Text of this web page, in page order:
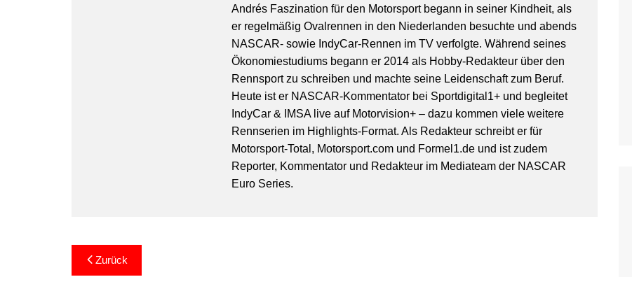
WoO Late Model Series
Andrés Faszination für den Motorsport begann in seiner Kindheit, als
er regelmäßig Ovalrennen in den Niederlanden besuchte und abends
NASCAR- sowie IndyCar-Rennen im TV verfolgte. Während seines
Ökonomiestudiums begann er 2014 als Hobby-Redakteur über den
Rennsport zu schreiben und machte seine Leidenschaft zum Beruf.
Heute ist er NASCAR-Kommentator bei Sportdigital1+ und begleitet
IndyCar & IMSA live auf Motorvision+ – dazu kommen viele weitere
Rennserien im Highlights-Format. Als Redakteur schreibt er für
Motorsport-Total, Motorsport.com und Formel1.de und ist zudem
Reporter, Kommentator und Redakteur im Mediateam der NASCAR
Euro Series.
Beitragsnavigation
Zurück